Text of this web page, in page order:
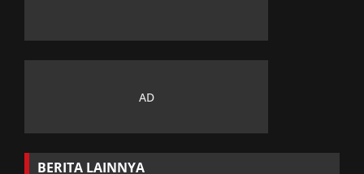
BERITA LAINNYA